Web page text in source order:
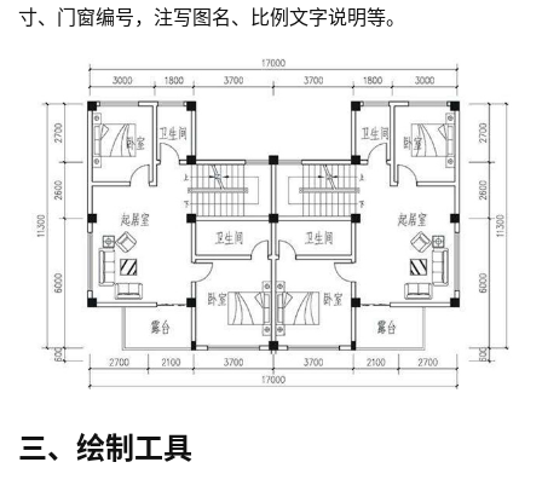
寸、门窗编号，注写图名、比例文字说明等。
三、绘制工具